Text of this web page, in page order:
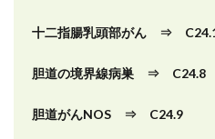
十二指腸乳頭部がん ⇒
胆道の境界線病巣 ⇒ C24.8
胆道がんNOS ⇒ C24.9